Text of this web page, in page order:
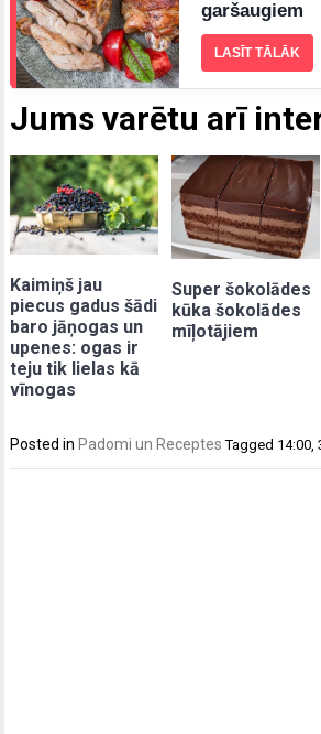
Jums varētu arī
Kaimiņš jau
piecus gadus šādi
baro jāņogas un
upenes: ogas ir
teju tik lielas kā
vīnogas
Super šokolādes
kūka šokolādes
mīļotājiem
garšaugiem
LASĪT TĀLĀK
Posted in Padomi un Receptes Tagged 14:00,